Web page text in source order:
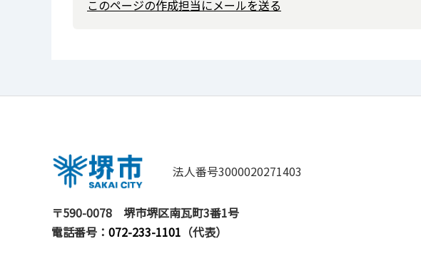
このページの作成担当にメールを送る
法人番号3000020271403
〒590-0078
堺市堺区南瓦町3番1号
電話番号： 072-233-1101 （代表）